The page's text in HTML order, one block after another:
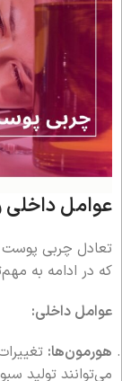
عوامل
تعادل چربی پوست
که در ادامه به
عوامل داخلی:
هورمون‌ها:
می‌توانند تولید